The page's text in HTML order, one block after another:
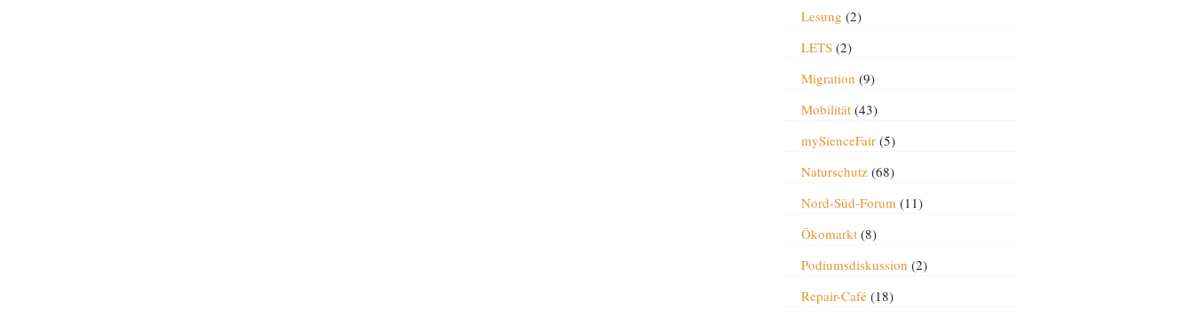
Lesung (2)
LETS(2)
Migration (9)
Mobilität(43)
mySienceFair(5)
Naturschutz(68)
Nord-Süd-Forum(11)
Ökomarkt(8)
Podiumsdiskussion (2)
Repair-Café(18)